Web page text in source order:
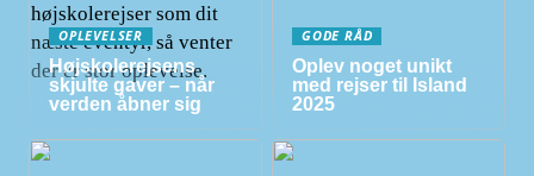
OPLEVELSER
Højskolerejsens
skjulte gaver – når
verden åbner sig
GODE RÅD
Oplev noget unikt
med rejser til Island
2025